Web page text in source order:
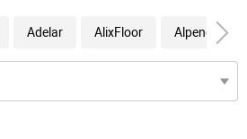
Adelar AlixFloor Alpendorf